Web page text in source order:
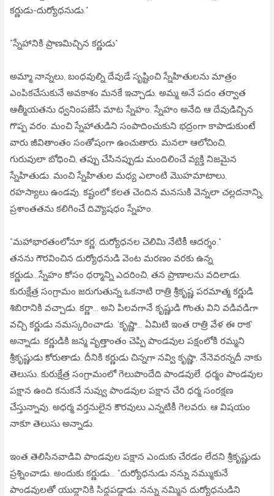
కర్ణుడు-దుర్యోధనుడు.*
*స్నేహానికి ప్రాణమిచ్చిన కర్ణుడు*
అమ్మా నాన్నలు, బంధవుల్ని దేవుడే సృష్టించి స్నేహితులను మాత్రం
ఎంపికచేసుకునే అవకాశం మనకే ఇచ్చాడు. అమ్మ అనే పదం తర్వాత
ఆత్మీయతను ధ్వనింపజేసే మాట స్నేహం. స్నేహం అనేది ఆ దేవుడిచ్చిన
గొప్ప వరం. మంచి స్నేహాతుడిని సంపాదించుకుని భద్రంగా కాపాడుకుంటే
వారు జీవితాంతం సంతోషంగా ఉంచుతారు. మనలా ఆలోచించి,
గురువులా బోధించి, తప్పు చేసినప్పుడు మందిలించే వ్యక్తి నిజమైన
స్నేహితుడు. మంచి స్నేహితుల మధ్య ఎలాంటి మొహమాటాలు,
రహస్యాలు ఉండవు. కష్టంలో కలత చెందిన మనసుకి వెన్నలా చల్లదనాన్ని,
ప్రశాంతతను కలిగించే దివ్యౌషధం స్నేహం.
*మహాభారతంలోనూ కర్ణ, దుర్యోధనల చెలిమి నేటికీ ఆదర్శం.*
తనను గౌరవించిన దుర్యోధనుడి వెంట మరణం వరకు ఉన్న
కర్ణుడు...స్నేహం కోసం ధర్మాన్ని ఎదరించి, తన ప్రాణాలను వదిలాడు.
కురుక్షేత్ర సంగ్రామం జరుగుతున్న ఒకనాటి రాత్రి శ్రీకృష్ణ పరమాత్మ కర్ణుడి
శిబిరానికి వచ్చాడు. కర్ణా... అని పిలవగానే కృష్ణుడి గొంతు విని వడివడిగా
వచ్చి కర్ణుడు నమస్కరించాడు. ‘కృష్ణా... ఏమిటి ఇంత రాత్రి వేళ ఈ రాక’
అన్నాడు. కర్ణుడికి జన్మ వృత్తాంతం చెప్పి పాండవుల పక్షంలోకి రమ్మని
శ్రీకృష్ణుడు కోరుతాడు. దీనికి కర్ణుడు చిన్నగా నవ్వి కృష్ణా, నేనెవరన్నదీ నాకు
తెలుసు. కురుక్షేత్ర సంగ్రామంలో గెలుపొందేది పాండవులే. ధర్మం పాండవుల
పక్షాన ఉంది కనుకనే నువ్వు పాండవుల పక్షాన చేరి ధర్మ సంరక్షణ
చేస్తున్నావు. అధర్మ వర్తనులైన కౌరవులు ఎన్నటికీ గెలవరు. ఆ విషయం
నాకూ తెలుసు అన్నాడు.
ఇంత తెలిసినవాడివి పాండవుల పక్షాన ఎందుకు చేరడం లేదని శ్రీకృష్ణుడు
ప్రశ్నించాడు. అందుకు కర్ణుడు... *దుర్యోధనుడు నన్ను నమ్ముకునే
పాండవులతో యుద్ధానికి సిద్ధపడ్డాడు. నన్ను నమ్మిన దుర్యోధనుడిని